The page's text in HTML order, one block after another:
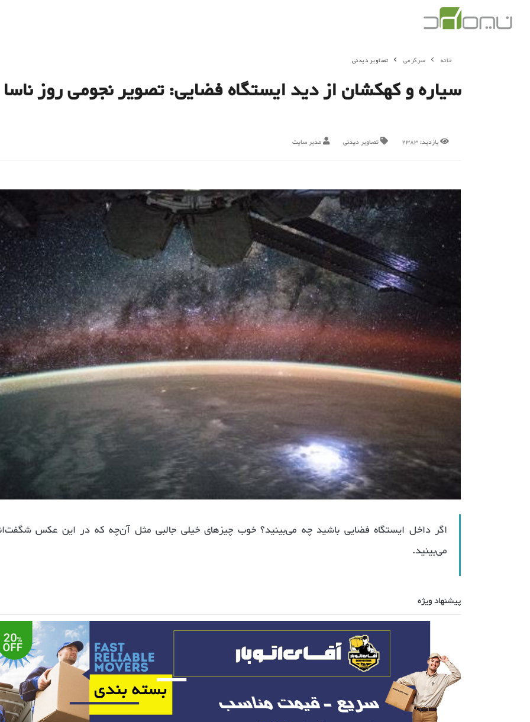
خانه سرگرمی تصاویر دیدنی
سیاره و کهکشان از دید ایستگاه‌ فضایی: تصویر نجومی روز ناسا (۲۹ دی
بازدید:2383 تصاویر دیدنی مدیر سایت
اگر داخل ایستگاه فضایی باشید چه می‌بینید؟ خوب چیزهای خیلی جالبی مثل آن‌چه که در این عکس
می‌بینید.
پیشنهاد ویژه